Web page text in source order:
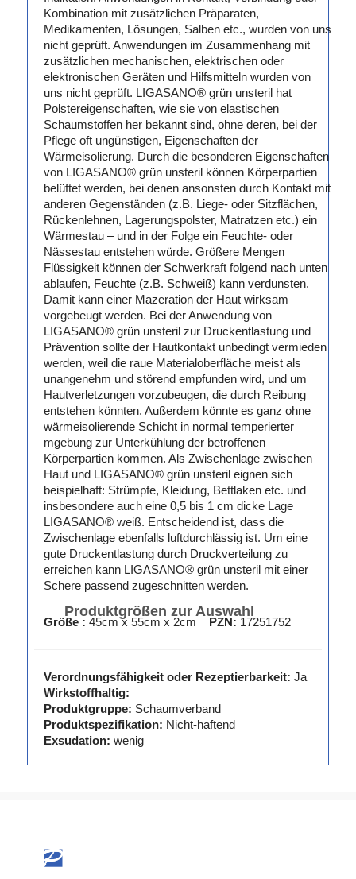
Kombination mit zusätzlichen Präparaten,
Medikamenten, Lösungen, Salben etc., wurden von uns
nicht geprüft. Anwendungen im Zusammenhang mit
zusätzlichen mechanischen, elektrischen oder
elektronischen Geräten und Hilfsmitteln wurden von
uns nicht geprüft. LIGASANO® grün unsteril hat
Polstereigenschaften, wie sie von elastischen
Schaumstoffen her bekannt sind, ohne deren, bei der
Pflege oft ungünstigen, Eigenschaften der
Wärmeisolierung. Durch die besonderen Eigenschaften
von LIGASANO® grün unsteril können Körperpartien
belüftet werden, bei denen ansonsten durch Kontakt mit
anderen Gegenständen (z.B. Liege- oder Sitzflächen,
Rückenlehnen, Lagerungspolster, Matratzen etc.) ein
Wärmestau – und in der Folge ein Feuchte- oder
Nässestau entstehen würde. Größere Mengen
Flüssigkeit können der Schwerkraft folgend nach unten
ablaufen, Feuchte (z.B. Schweiß) kann verdunsten.
Damit kann einer Mazeration der Haut wirksam
vorgebeugt werden. Bei der Anwendung von
LIGASANO® grün unsteril zur Druckentlastung und
Prävention sollte der Hautkontakt unbedingt vermieden
werden, weil die raue Materialoberfläche meist als
unangenehm und störend empfunden wird, und um
Hautverletzungen vorzubeugen, die durch Reibung
entstehen könnten. Außerdem könnte es ganz ohne
wärmeisolierende Schicht in normal temperierter
mgebung zur Unterkühlung der betroffenen
Körperpartien kommen. Als Zwischenlage zwischen
Haut und LIGASANO® grün unsteril eignen sich
beispielhaft: Strümpfe, Kleidung, Bettlaken etc. und
insbesondere auch eine 0,5 bis 1 cm dicke Lage
LIGASANO® weiß. Entscheidend ist, dass die
Zwischenlage ebenfalls luftdurchlässig ist. Um eine
gute Druckentlastung durch Druckverteilung zu
erreichen kann LIGASANO® grün unsteril mit einer
Schere passend zugeschnitten werden.
Produktgrößen zur Auswahl
Größe : 45cm x 55cm x 2cm PZN: 17251752
Verordnungsfähigkeit oder Rezeptierbarkeit: Ja
Wirkstoffhaltig:
Produktgruppe: Schaumverband
Produktspezifikation: Nicht-haftend
Exsudation: wenig